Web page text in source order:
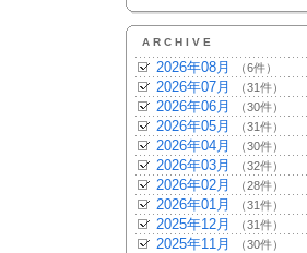
ARCHIVE
2026年08月 （6件）
2026年07月 （31件）
2026年06月 （30件）
2026年05月 （31件）
2026年04月 （30件）
2026年03月 （32件）
2026年02月 （28件）
2026年01月 （31件）
2025年12月 （31件）
2025年11月 （30件）